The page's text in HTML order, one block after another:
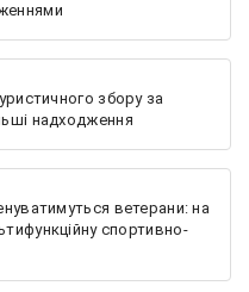
збору за
надходження
ветерани: на
спортивно-